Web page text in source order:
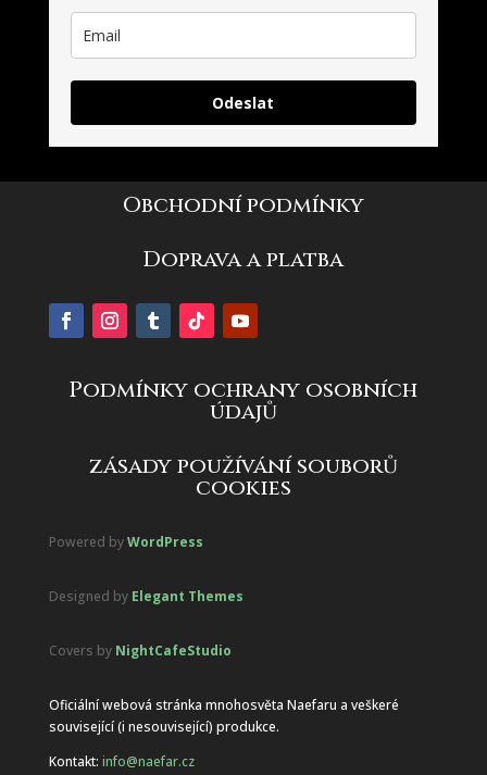
Odeslat
Obchodní podmínky
Doprava a platba
Podmínky ochrany osobních
údajů
zásady používání souborů
cookies
Powered byWordPress
Designed by Elegant Themes
Covers by NightCafeStudio
Oficiální webová stránka mnohosvěta Naefaru a veškeré
související (i nesouvisející) produkce.
Kontakt: info@naefar.cz